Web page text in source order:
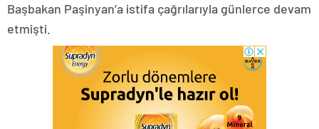
Başbakan Paşinyan’a istifa çağrılarıyla günlerce devam
etmişti.